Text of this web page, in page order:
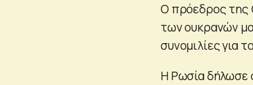
Ο πρόεδρος της
των ουκρανών
συνομιλίες για
Η Ρωσία δήλωσε